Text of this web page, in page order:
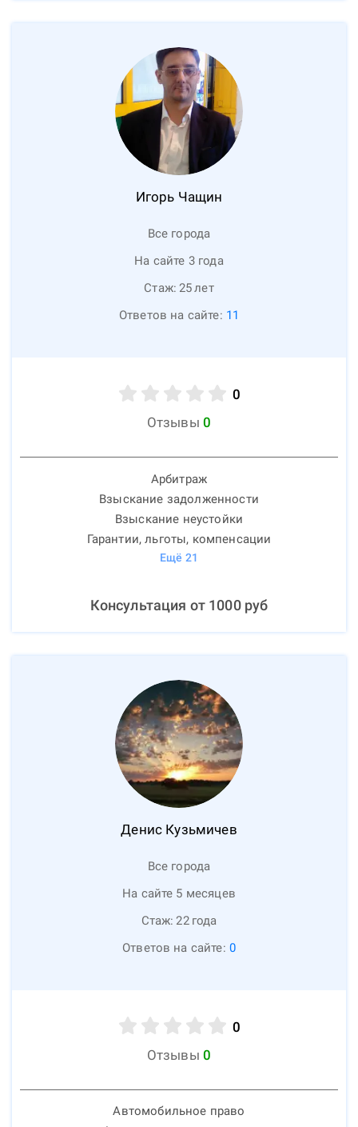
Игорь Чащин
Все города
На сайте 3 года
Стаж: 25лет
Ответов на сайте: 11
0
Отзывы 0
Арбитраж
Взыскание задолженности
Взыскание неустойки
Гарантии, льготы, компенсации
Ещё 21
Консультация от 1000руб
Денис Кузьмичев
Все города
На сайте 5 месяцев
Стаж: 22 года
Ответов на сайте: 0
0
Отзывы 0
Автомобильное право